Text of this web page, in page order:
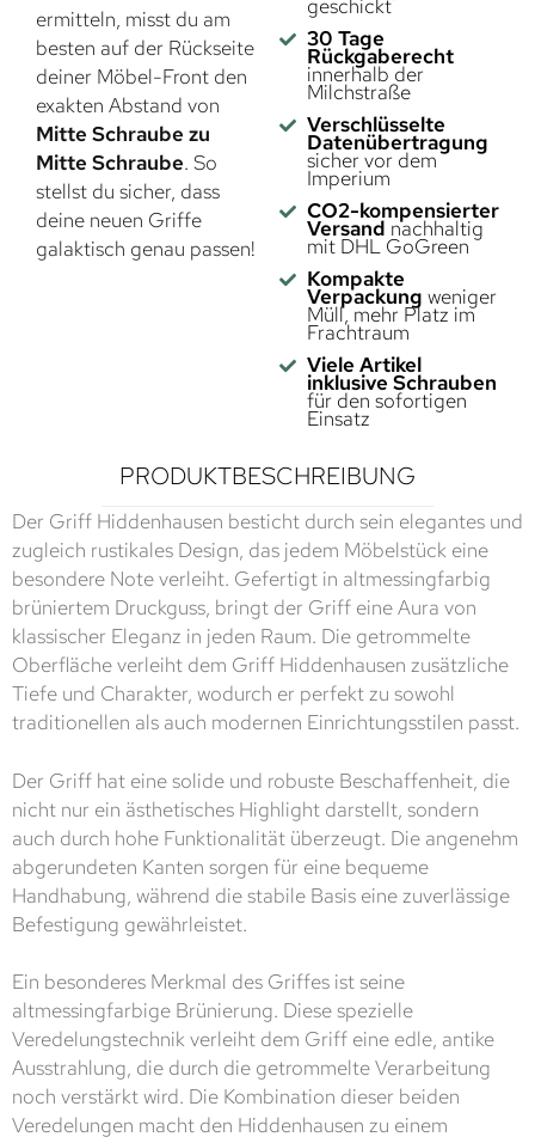
ermitteln, misst du am
besten auf der Rückseite
deiner Möbel-Front den
exakten Abstand von
Mitte Schraube zu
Mitte Schraube. So
stellst du sicher, dass
deine neuen Griffe
galaktisch genau passen!
geschickt
30 Tage
Rückgaberecht
innerhalb der
Milchstraße
Verschlüsselte
Datenübertragung
sicher vor dem
Imperium
CO2-kompensierter
Versand nachhaltig
mit DHL GoGreen
Kompakte
Verpackung weniger
Müll, mehr Platz im
Frachtraum
Viele Artikel
inklusive Schrauben
für den sofortigen
Einsatz
PRODUKTBESCHREIBUNG
Der Griff Hiddenhausen besticht durch sein elegantes und
zugleich rustikales Design, das jedem Möbelstück eine
besondere Note verleiht. Gefertigt in altmessingfarbig
brüniertem Druckguss, bringt der Griff eine Aura von
klassischer Eleganz in jeden Raum. Die getrommelte
Oberfläche verleiht dem Griff Hiddenhausen zusätzliche
Tiefe und Charakter, wodurch er perfekt zu sowohl
traditionellen als auch modernen Einrichtungsstilen passt.
Der Griff hat eine solide und robuste Beschaffenheit, die
nicht nur ein ästhetisches Highlight darstellt, sondern
auch durch hohe Funktionalität überzeugt. Die angenehm
abgerundeten Kanten sorgen für eine bequeme
Handhabung, während die stabile Basis eine zuverlässige
Befestigung gewährleistet.
Ein besonderes Merkmal des Griffes ist seine
altmessingfarbige Brünierung. Diese spezielle
Veredelungstechnik verleiht dem Griff eine edle, antike
Ausstrahlung, die durch die getrommelte Verarbeitung
noch verstärkt wird. Die Kombination dieser beiden
Veredelungen macht den Hiddenhausen zu einem